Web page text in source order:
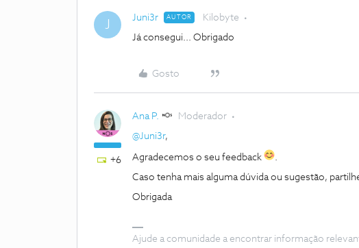
J Juni3r AUTOR Kilobyte
Já consegui... Obrigado
Gosto
+6
Ana P. Moderador
@Juni3r,
Agradecemos o seu feedback .
Caso tenha mais alguma dúvida ou sugestão,
Obrigada
Ajude a comunidade a encontrar informação